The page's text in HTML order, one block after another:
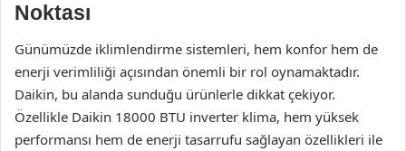
Noktası
Günümüzde iklimlendirme sistemleri, hem konfor hem de
enerji verimliliği açısından önemli bir rol oynamaktadır.
Daikin, bu alanda sunduğu ürünlerle dikkat çekiyor.
Özellikle Daikin 18000 BTU inverter klima, hem yüksek
performansı hem de enerji tasarrufu sağlayan özellikleri ile